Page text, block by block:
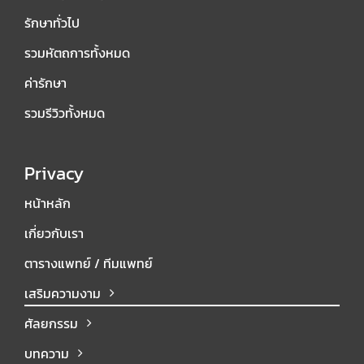
รักษาทั่วไป
รวมหัตถการทั้งหมด
ค่ารักษา
รวมรีวิวทั้งหมด
Privacy
หน้าหลัก
เกี่ยวกับเรา
ตารางแพทย์ / ทีมแพทย์
เสริมความงาม
ศัลยกรรม
บทความ